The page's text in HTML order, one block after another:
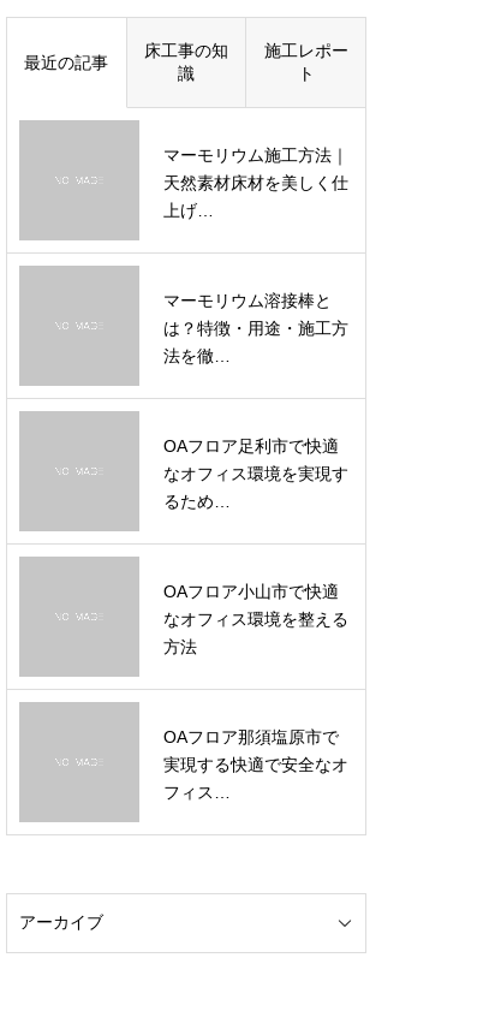
最近の記事
床工事の知
識
施工レポー
ト
マーモリウム施工方法｜
天然素材床材を美しく仕
上げ…
マーモリウム溶接棒と
は？特徴・用途・施工方
法を徹…
OAフロア足利市で快適
なオフィス環境を実現す
るため…
OAフロア小山市で快適
なオフィス環境を整える
方法
OAフロア那須塩原市で
実現する快適で安全なオ
フィス…